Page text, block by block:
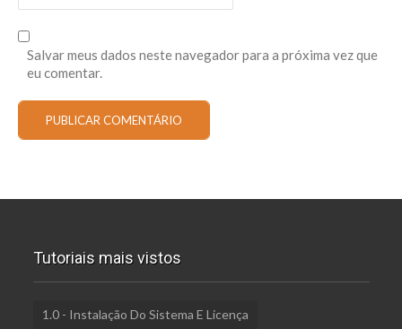
Salvar meus dados neste navegador para a próxima vez que
eu comentar.
Tutoriais mais vistos
1.0 - Instalação Do Sistema E Licença